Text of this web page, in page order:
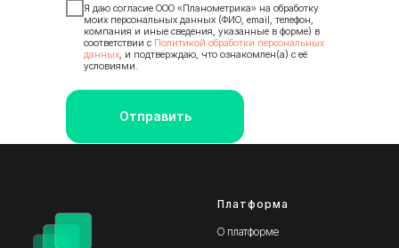
Я даю согласие ООО «Планометрика» на обработку
моих персональных данных (ФИО, email, телефон,
компания и иные сведения, указанные в форме) в
соответствии с Политикой обработки персональных
данных , и подтверждаю, что ознакомлен(а) с её
условиями.
Отправить
Платформа
О платформе